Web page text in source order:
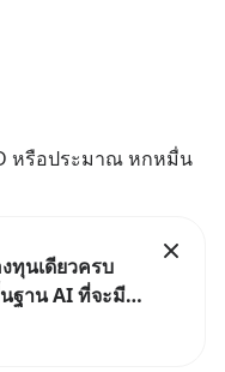
หรือประมาณ หกหมื่น
ทุนเดียวครบ
ฐาน AI ที่จะมี
ประวัติศาสตร์